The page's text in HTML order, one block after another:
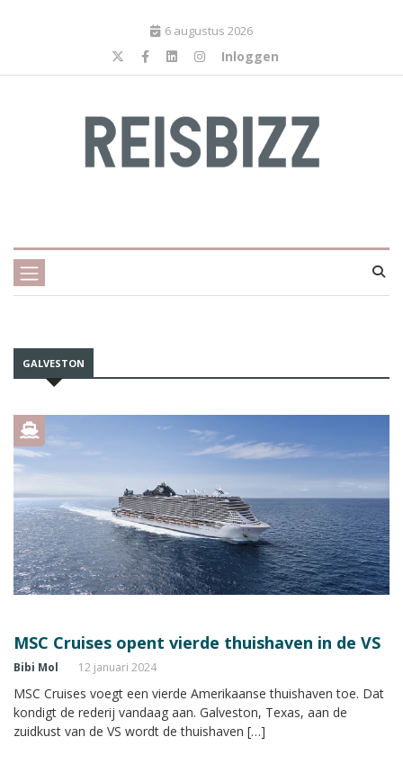
6 augustus 2026
Inloggen
GALVESTON
MSC Cruises opent vierde thuishaven in de VS
Bibi Mol 12 januari 2024
MSC Cruises voegt een vierde Amerikaanse thuishaven toe. Dat
kondigt de rederij vandaag aan. Galveston, Texas, aan de
zuidkust van de VS wordt de thuishaven […]